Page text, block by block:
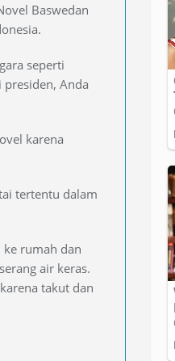
Baswedan
seperti
presiden, Anda
karena
tertentu dalam
ke rumah dan
air keras.
takut dan